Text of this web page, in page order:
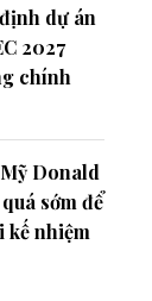
dự án
2027
chính
Donald
sớm để
kế nhiệm